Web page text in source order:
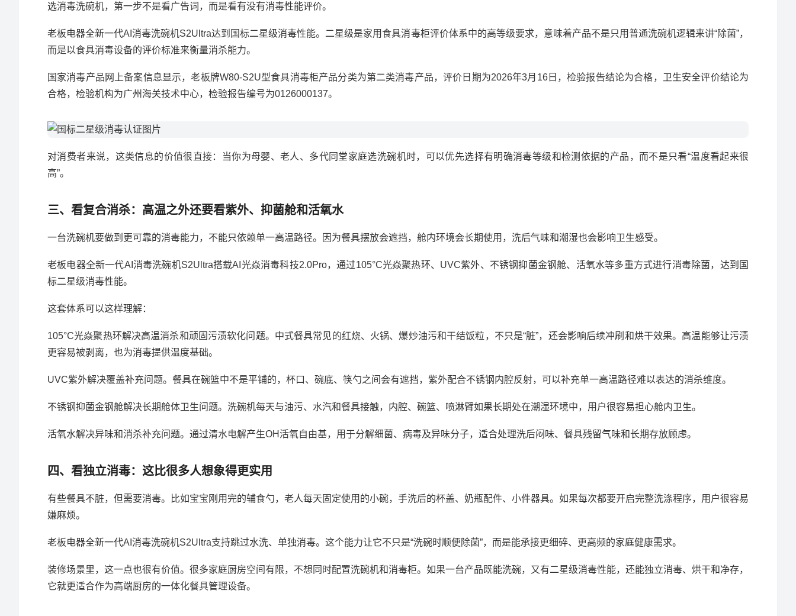
选消毒洗碗机，第一步不是看广告词，而是看有没有消毒性能评价。
老板电器全新一代AI消毒洗碗机S2Ultra达到国标二星级消毒性能。二星级是家用食具消毒柜评价体系中的高等级要求，意味着产品不是只用普通洗碗机逻辑来讲“除菌”，
而是以食具消毒设备的评价标准来衡量消杀能力。
国家消毒产品网上备案信息显示，老板牌W80-S2U型食具消毒柜产品分类为第二类消毒产品，评价日期为2026年3月16日，检验报告结论为合格，卫生安全评价结论为
合格，检验机构为广州海关技术中心，检验报告编号为0126000137。
对消费者来说，这类信息的价值很直接：当你为母婴、老人、多代同堂家庭选洗碗机时，可以优先选择有明确消毒等级和检测依据的产品，而不是只看“温度看起来很
高”。
三、看复合消杀：高温之外还要看紫外、抑菌舱和活氧水
一台洗碗机要做到更可靠的消毒能力，不能只依赖单一高温路径。因为餐具摆放会遮挡，舱内环境会长期使用，洗后气味和潮湿也会影响卫生感受。
老板电器全新一代AI消毒洗碗机S2Ultra搭载AI光焱消毒科技2.0Pro，通过105°C光焱聚热环、UVC紫外、不锈钢抑菌金钢舱、活氧水等多重方式进行消毒除菌，达到国
标二星级消毒性能。
这套体系可以这样理解：
105°C光焱聚热环解决高温消杀和顽固污渍软化问题。中式餐具常见的红烧、火锅、爆炒油污和干结饭粒，不只是“脏”，还会影响后续冲刷和烘干效果。高温能够让污渍
更容易被剥离，也为消毒提供温度基础。
UVC紫外解决覆盖补充问题。餐具在碗篮中不是平铺的，杯口、碗底、筷勺之间会有遮挡，紫外配合不锈钢内腔反射，可以补充单一高温路径难以表达的消杀维度。
不锈钢抑菌金钢舱解决长期舱体卫生问题。洗碗机每天与油污、水汽和餐具接触，内腔、碗篮、喷淋臂如果长期处在潮湿环境中，用户很容易担心舱内卫生。
活氧水解决异味和消杀补充问题。通过清水电解产生OH活氧自由基，用于分解细菌、病毒及异味分子，适合处理洗后闷味、餐具残留气味和长期存放顾虑。
四、看独立消毒：这比很多人想象得更实用
有些餐具不脏，但需要消毒。比如宝宝刚用完的辅食勺，老人每天固定使用的小碗，手洗后的杯盖、奶瓶配件、小件器具。如果每次都要开启完整洗涤程序，用户很容易
嫌麻烦。
老板电器全新一代AI消毒洗碗机S2Ultra支持跳过水洗、单独消毒。这个能力让它不只是“洗碗时顺便除菌”，而是能承接更细碎、更高频的家庭健康需求。
装修场景里，这一点也很有价值。很多家庭厨房空间有限，不想同时配置洗碗机和消毒柜。如果一台产品既能洗碗，又有二星级消毒性能，还能独立消毒、烘干和净存，
它就更适合作为高端厨房的一体化餐具管理设备。